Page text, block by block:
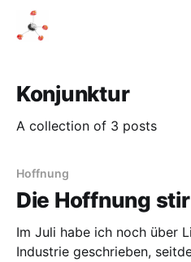
Konjunktur
A collection of 3 posts
Hoffnung
Die Hoffnung
Im Juli habe ich noch über
Industrie geschrieben,